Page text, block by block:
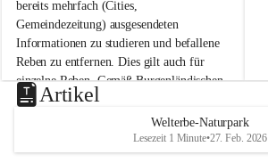
n
a
m
N
e
u
s
d
bereits mehrfach (Cities,
Gemeindezeitung) ausgesendeten
Informationen zu studieren und befallene
Reben zu entfernen. Dies gilt auch für
einzelne Reben. Gemäß Burgenländischen
Weinbaugesetz sind nicht gepflegte oder
unzulässige Weingärten zu roden! Bitte
helfen wir zusammen um unsere Winzer
vor den prognostizierten Ernteausfällen
u
e
d
Artikel
Welterbe-Naturpark
Lesezeit 1 Minute•27. Feb. 2026